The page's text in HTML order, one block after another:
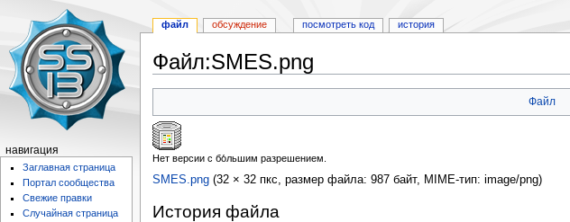
Файл:SMES.png
навигации
поиску
Файл
Нет версии с бо́льшим разрешением.
SMES.png‎ (32 × 32 пкс, размер файла: 987 байт, MIME-тип: image/png)
История файла
файл обсуждение посмотреть код история
навигация
Заглавная страница
Портал сообщества
Свежие правки
Случайная страница